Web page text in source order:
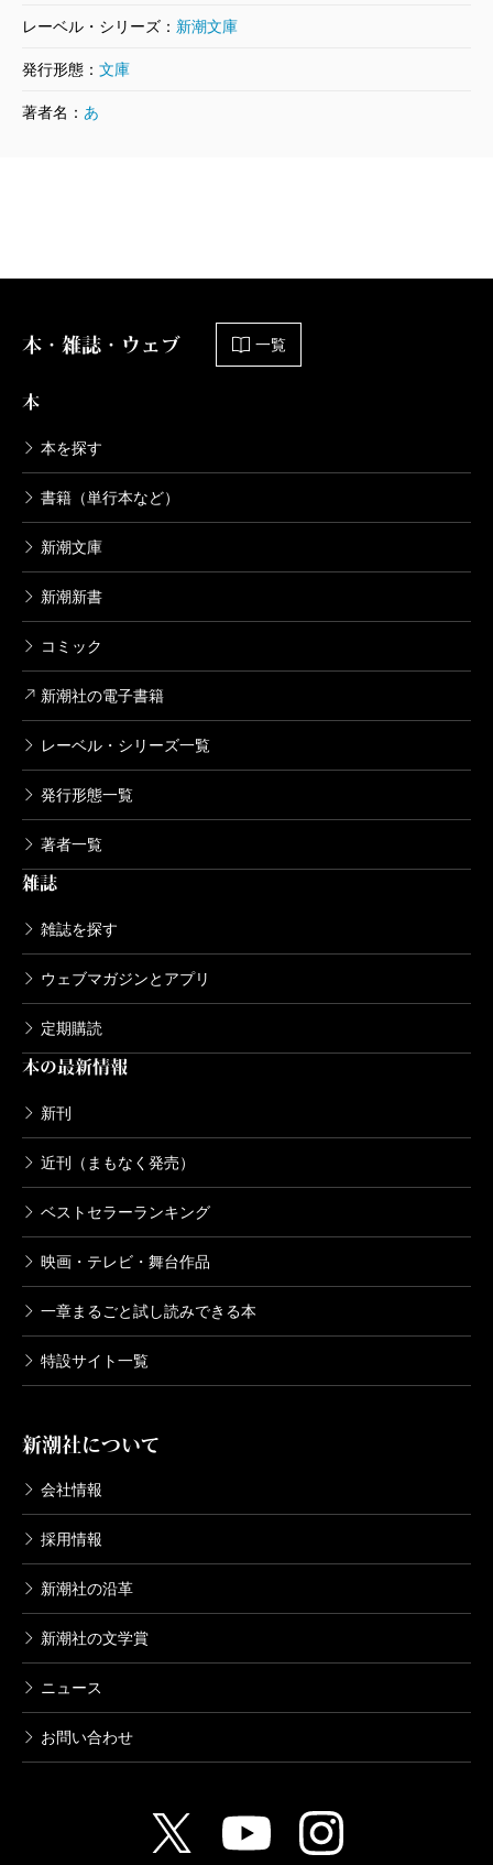
安部公房さんがはたしてどんな気持ちでこの小説を
書いたのかわからないが、少なくともこの作品を知っ
ていて尚且つそれを実際に経験したのは佐藤浩市さ
ている感覚になった。
ただそれと同時に、そこにもう一つ同じ箱男の存在
があった時に物凄く邪魔された気持ちになり、普段よ
りも自分が見られている気持ちになるのも確かだった
とは一切思わなかったが、同じように箱に入っている
時に箱の中の世界や居心地、独特な時間の流れが深く
この撮影がコロナ後で良かったと思う。なぜならみ
ら。あれこそ一種の箱男的感覚を試せる時間だったと
思う。自分の口を隠し表情を読み取られず、時には声
に出さず想いを口にすることができるのは時になんと
も言えない自由のようなものを得た感覚になったのを
覚えている。コロナ禍が明けてからもマスクをしたい
と思う時が自分にもあったのだが、撮影を終えた時に
やはり、もっと箱に入っていたかったと思ったことも
真夏のエアコンのない現場で箱に入り中腰で歩いた
り、喋り続けたり、時には転がったり、アクションを
したり、忘れられたり、みんなの素の状態を凝視した
りと、この異様な体験をできたことを安部公房さんに
感謝したい。そしてできれば安部さんに伝えたかっ
た。
思うと笑ってしまうが、その時はほっといてあげよう
と思う。
夢の通い路
一穂ミチ
で、夢の中のわたしは、団地のような場所にひとり佇
んでいた。当時住んでいたマンションでも友達の家で
レーベル・シリーズ： 新潮文庫
発行形態： 文庫
著者名： あ
本・雑誌・ウェブ 一覧
本
本を探す
書籍（単行本など）
新潮文庫
新潮新書
コミック
新潮社の電子書籍
レーベル・シリーズ一覧
発行形態一覧
著者一覧
雑誌
雑誌を探す
ウェブマガジンとアプリ
定期購読
本の最新情報
新刊
近刊（まもなく発売）
ベストセラーランキング
映画・テレビ・舞台作品
一章まるごと試し読みできる本
特設サイト一覧
新潮社について
会社情報
採用情報
新潮社の沿革
新潮社の文学賞
ニュース
お問い合わせ